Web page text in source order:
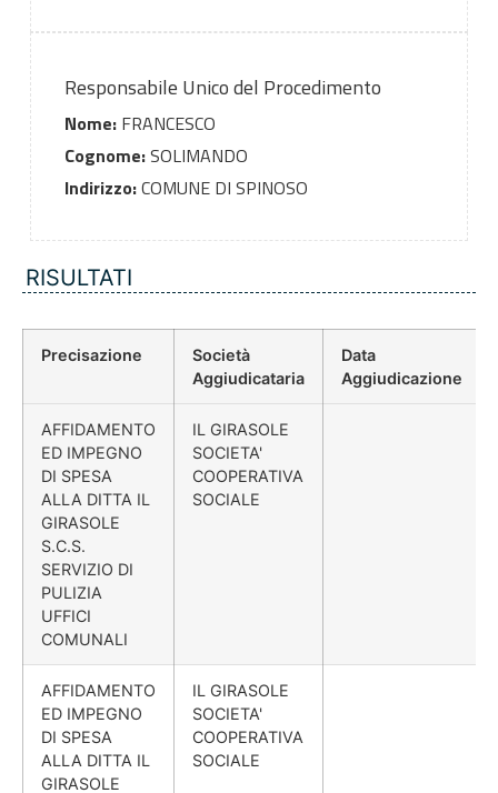
Responsabile Unico del Procedimento
Nome:FRANCESCO
Cognome:SOLIMANDO
Indirizzo:COMUNE DI SPINOSO
RISULTATI
Precisazione
Società
Aggiudicataria
Data
Aggiudicazione
AFFIDAMENTO
ED IMPEGNO
DI SPESA
ALLA DITTA IL
GIRASOLE
S.C.S.
SERVIZIO DI
PULIZIA
UFFICI
COMUNALI
IL GIRASOLE
SOCIETA'
COOPERATIVA
SOCIALE
AFFIDAMENTO
ED IMPEGNO
DI SPESA
ALLA DITTA IL
GIRASOLE
IL GIRASOLE
SOCIETA'
COOPERATIVA
SOCIALE